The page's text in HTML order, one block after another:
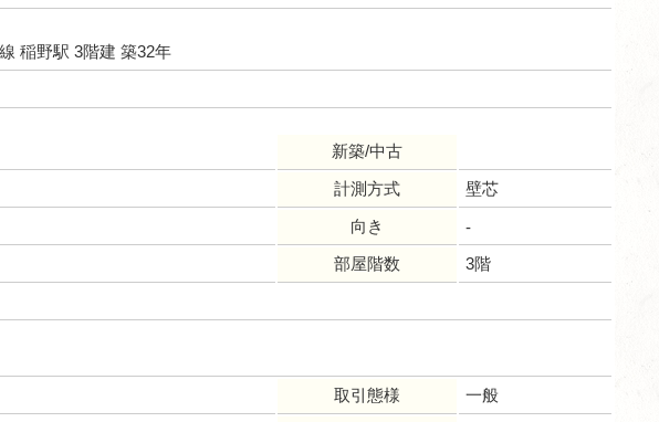
稲野駅 3階建 築32年
新築/中古
計測方式
壁芯
向き
-
部屋階数
3階
取引態様
一般